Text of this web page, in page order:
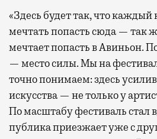
«Здесь будет так, что каждый
мечтать попасть сюда — так
мечтает попасть в Авиньон.
— место силы. Мы на
точно понимаем: здесь
искусства — не только у
По масштабу фестиваль стал
публика приезжает уже с